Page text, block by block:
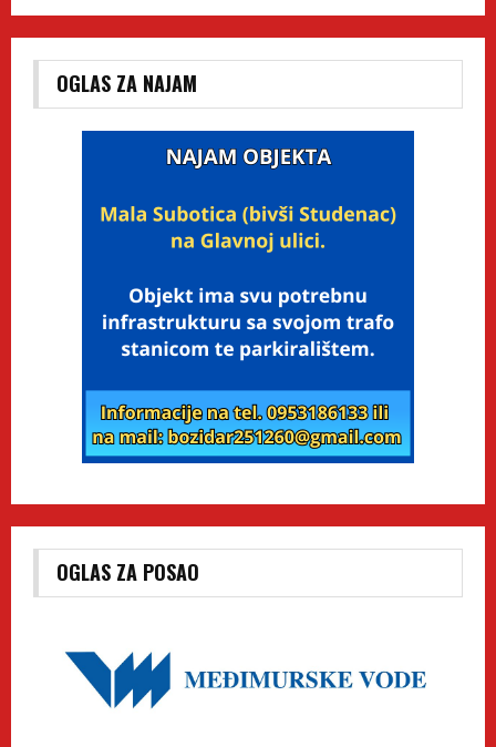
OGLAS ZA NAJAM
OGLAS ZA POSAO